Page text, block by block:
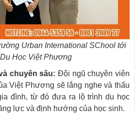
Urban International SChool tới
Học Việt Phương
chuyên sâu: Đội ngũ chuyên viên
Việt Phương sẽ lắng nghe và thấu
đình, từ đó đưa ra lộ trình du học
lực và định hướng của học sinh.